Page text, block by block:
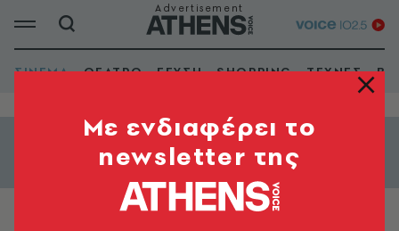
ΣΙΝΕΜΑ ΘΕΑΤΡΟ ΓΕΥΣΗ SHOPPING ΤΕΧΝΕΣ
Εμφάνιση φίλτρων
Mε ενδιαφέρει το
newsletter της